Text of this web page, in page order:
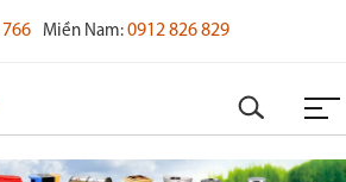
Miền Nam: 0912 826 829